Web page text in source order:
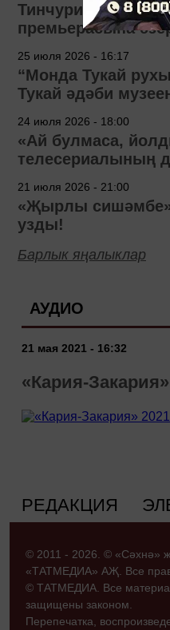
Тинчурин театры
премьерасына
25 июля 2026 - 16:17
“Монда Тукай
Тукай әдәби
24 июля 2026 - 18:00
«Ай булмаса,
телесериалының
21 июля 2026 - 21:00
«Җырлы
узды!
Барлык яңалыклар
АУДИО
21 мая 2021 - 16:32
«Кария-
РЕДАКЦИЯ
© 2011 - 2026. © «Сәхнә»
«ТАТМЕДИА» АҖ. Все
© ТАТМЕДИА. Все
защищены законом.
Перепечатка,